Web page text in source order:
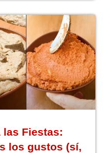
las Fiestas:
los gustos (sí,